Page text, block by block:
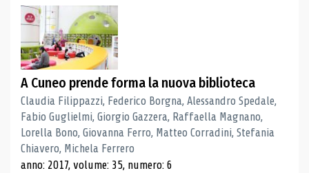
A Cuneo prende forma la nuova biblioteca
Claudia Filippazzi, Federico Borgna, Alessandro Spedale,
Fabio Guglielmi, Giorgio Gazzera, Raffaella Magnano,
Lorella Bono, Giovanna Ferro, Matteo Corradini, Stefania
Chiavero, Michela Ferrero
anno: 2017, volume: 35, numero: 6